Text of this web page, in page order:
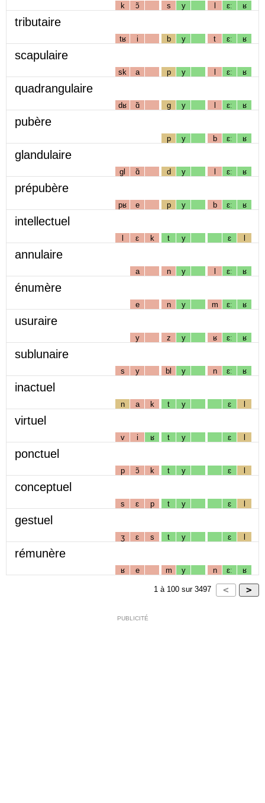
k ɔ̃ s y l ɛː ʁ
tributaire
tʁ i b y t ɛː ʁ
scapulaire
sk a p y l ɛː ʁ
quadrangulaire
dʁ ɑ̃ g y l ɛː ʁ
pubère
p y b ɛː ʁ
glandulaire
gl ɑ̃ d y l ɛː ʁ
prépubère
pʁ e p y b ɛː ʁ
intellectuel
l ɛ k t y ɛ l
annulaire
a n y l ɛː ʁ
énumère
e n y m ɛː ʁ
usuraire
y z y ʁ ɛː ʁ
sublunaire
s y bl y n ɛː ʁ
inactuel
n a k t y ɛ l
virtuel
v i ʁ t y ɛ l
ponctuel
p ɔ̃ k t y ɛ l
conceptuel
s ɛ p t y ɛ l
gestuel
ʒ ɛ s t y ɛ l
rémunère
ʁ e m y n ɛː ʁ
1 à 100 sur 3497
PUBLICITÉ